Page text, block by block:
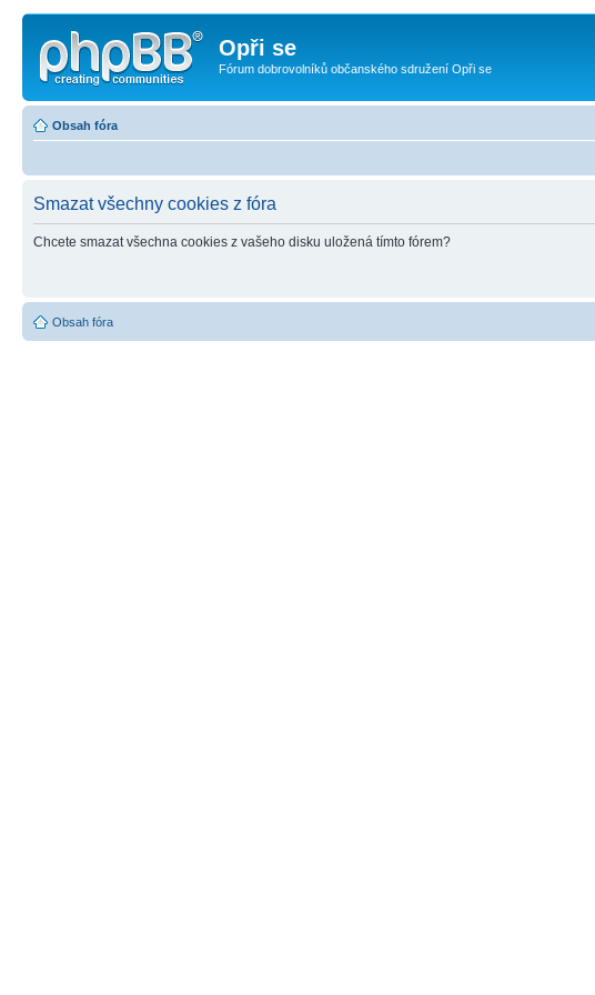
Opři se
Fórum dobrovolníků občanského sdružení Opři se
Obsah fóra
Smazat všechny cookies z fóra
Chcete smazat všechna cookies z vašeho disku uložená tímto fórem?
Obsah fóra